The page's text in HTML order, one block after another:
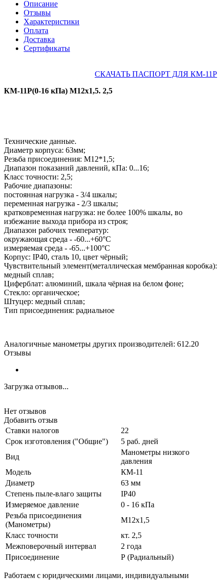
Описание
Отзывы
Характеристики
Оплата
Доставка
Сертификаты
СКАЧАТЬ ПАСПОРТ ДЛЯ КМ-11Р
КМ-11Р(0-16 кПа) М12х1,5. 2,5
Технические данные.
Диаметр корпуса: 63мм;
Резьба присоединения: М12*1,5;
Диапазон показаний давлений, кПа: 0...16;
Класс точности: 2,5;
Рабочие диапазоны:
постоянная нагрузка - 3/4 шкалы;
переменная нагрузка - 2/3 шкалы;
кратковременная нагрузка: не более 100% шкалы, во
избежание выхода прибора из строя;
Диапазон рабочих температур:
окружающая среда - -60...+60°С
измеряемая среда - -65...+100°С
Корпус: IP40, сталь 10, цвет чёрный;
Чувствительный элемент(металлическая мембранная коробка):
медный сплав;
Циферблат: алюминий, шкала чёрная на белом фоне;
Стекло: органическое;
Штуцер: медный сплав;
Тип присоединения: радиальное
Аналогичные манометры других производителей: 612.20
Отзывы
Загрузка отзывов...
Нет отзывов
Добавить отзыв
Ставки налогов
22
Срок изготовления ("Общие")
5 раб. дней
Вид
Манометры низкого
давления
Модель
КМ-11
Диаметр
63 мм
Степень пыле-влаго защиты
IP40
Измеряемое давление
0 - 16 кПа
Резьба присоединения
(Манометры)
М12х1,5
Класс точности
кт. 2,5
Межповерочный интервал
2 года
Присоединение
Р (Радиальный)
Работаем с юридическими лицами, индивидуальными